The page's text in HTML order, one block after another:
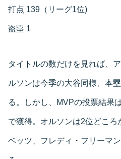
打点 139（リーグ1位)
盗塁 1
タイトルの数だけを見れば、
ルソンは今季の大谷同様、本
る。しかし、MVPの投票結果
で獲得。オルソンは2位どころ
ベッツ、フレディ・フリーマ